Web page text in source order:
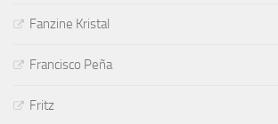
Fanzine Kristal
Francisco Peña
Fritz